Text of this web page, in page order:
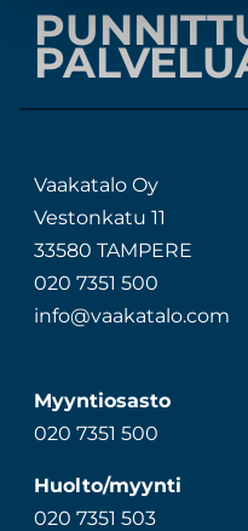
Vaakatalo Oy
Vestonkatu 11
33580 TAMPERE
020 7351 500
info@vaakatalo.com
Myyntiosasto
020 7351 500
Huolto/myynti
020 7351 503